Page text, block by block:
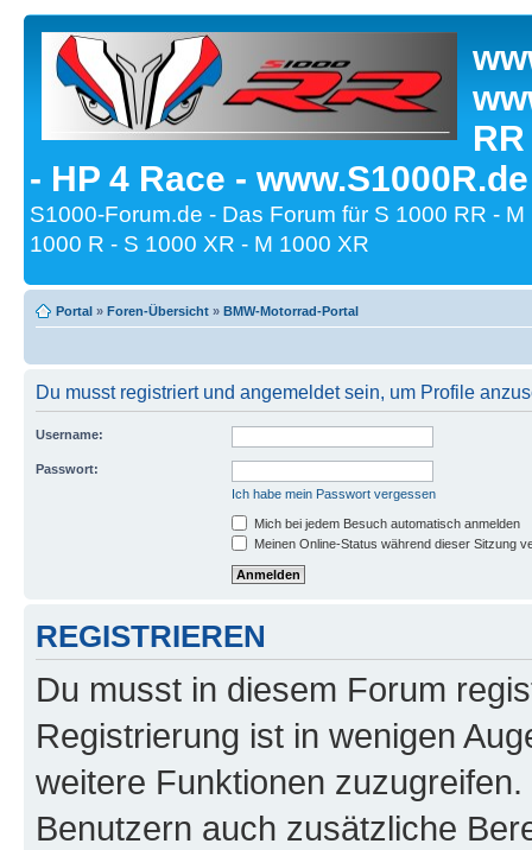
- HP 4 Race -
S1000-Forum.de - Das Forum für S 1000 RR -
1000 R - S 1000 XR - M 1000 XR
Portal » Foren-Übersicht » BMW-Motorrad-Portal
Du musst registriert und angemeldet sein, um Profile
Username:
Passwort:
Ich habe mein Passwort vergessen
Mich bei jedem Besuch automatisch anmelden
Meinen Online-Status während dieser Sitzung
REGISTRIEREN
Du musst in diesem Forum
Registrierung ist in wenigen
weitere Funktionen
Benutzern auch zusätzliche